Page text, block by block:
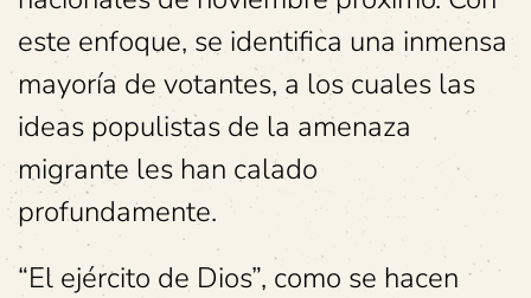
este enfoque, se identifica una inmensa
mayoría de votantes, a los cuales las
ideas populistas de la amenaza
migrante les han calado
profundamente.
“El ejército de Dios”, como se hacen